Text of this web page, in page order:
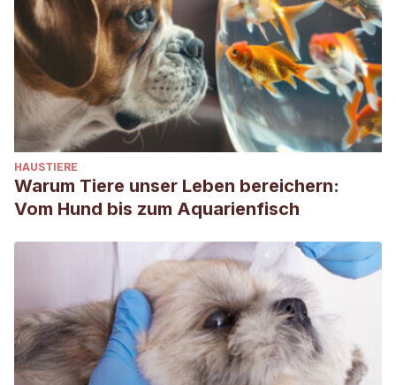
HAUSTIERE
Warum Tiere unser Leben bereichern:
Vom Hund bis zum Aquarienfisch